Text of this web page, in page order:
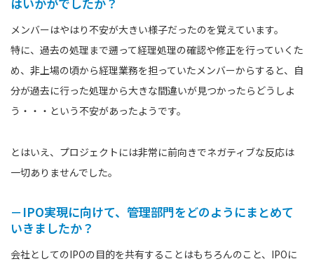
メンバーはやはり不安が大きい様子だったのを覚えています。
特に、過去の処理まで遡って経理処理の確認や修正を行っていくた
め、非上場の頃から経理業務を担っていたメンバーからすると、自
分が過去に行った処理から大きな間違いが見つかったらどうしよ
う・・・という不安があったようです。
とはいえ、プロジェクトには非常に前向きでネガティブな反応は
一切ありませんでした。
－IPO実現に向けて、管理部門をどのようにまとめて
いきましたか？
会社としてのIPOの目的を共有することはもちろんのこと、IPOに